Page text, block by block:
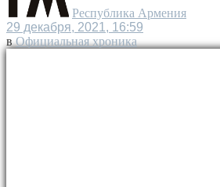
Республика Армения
29 декабря, 2021, 16:59
в Официальная хроника